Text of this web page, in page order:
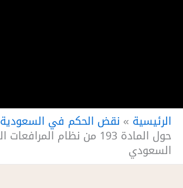
الرئيسية » نقض الحكم في السعودية
حول المادة 193 من نظام
السعودي